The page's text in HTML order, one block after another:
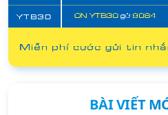
BÀI VIẾT